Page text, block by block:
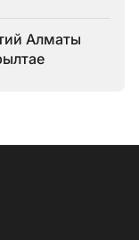
Алматы